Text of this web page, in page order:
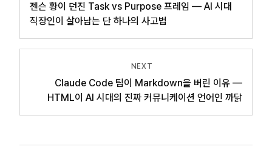
젠슨 황이 던진 Task vs Purpose 프레임 — AI 시대
직장인이 살아남는 단 하나의 사고법
NEXT
Claude Code 팀이 Markdown을 버린 이유 —
HTML이 AI 시대의 진짜 커뮤니케이션 언어인 까닭